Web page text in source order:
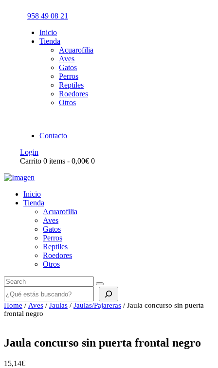
958 49 08 21
Inicio
Tienda
Acuarofilia
Aves
Gatos
Perros
Reptiles
Roedores
Otros
Contacto
Login
Carrito 0 items - 0,00€ 0
Inicio
Tienda
Acuarofilia
Aves
Gatos
Perros
Reptiles
Roedores
Otros
Buscar
Home / Aves / Jaulas / Jaulas/Pajareras / Jaula concurso sin puerta
frontal negro
Jaula concurso sin puerta frontal negro
15,14€